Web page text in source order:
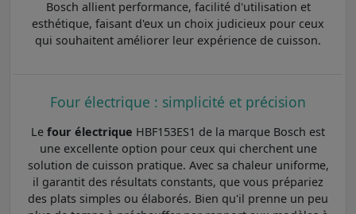
Bosch allient performance, facilité d'utilisation et
esthétique, faisant d'eux un choix judicieux pour ceux
qui souhaitent améliorer leur expérience de cuisson.
Four électrique : simplicité et précision
Le four électrique HBF153ES1 de la marque Bosch est
une excellente option pour ceux qui cherchent une
solution de cuisson pratique. Avec sa chaleur uniforme,
il garantit des résultats constants, que vous prépariez
des plats simples ou élaborés. Bien qu'il prenne un peu